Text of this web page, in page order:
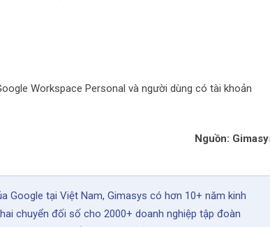
Workspace Personal và người dùng có tài khoản
Nguồn:
Google tại Việt Nam, Gimasys có hơn 10+ năm kinh
chuyển đối số cho 2000+ doanh nghiệp tập đoàn